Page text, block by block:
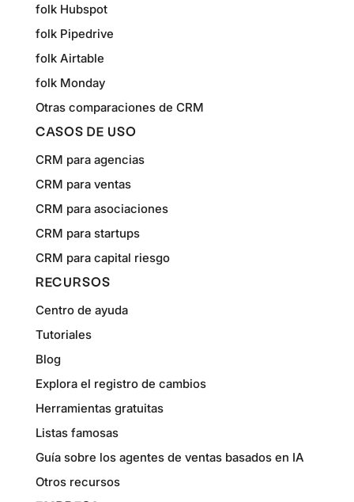
folk Hubspot
folk Pipedrive
folk Airtable
folk Monday
Otras comparaciones de CRM
CASOS DE USO
CRM para agencias
CRM para ventas
CRM para asociaciones
CRM para startups
CRM para capital riesgo
RECURSOS
Centro de ayuda
Tutoriales
Blog
Explora el registro de cambios
Herramientas gratuitas
Listas famosas
Guía sobre los agentes de ventas basados en IA
Otros recursos